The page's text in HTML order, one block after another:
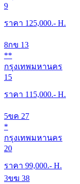
9
ราคา 125,000.- H.
8กข 13
**
กรุงเทพมหานคร
15
ราคา 115,000.- H.
5ขค 27
*
กรุงเทพมหานคร
20
ราคา 99,000.- H.
3ขฆ 38